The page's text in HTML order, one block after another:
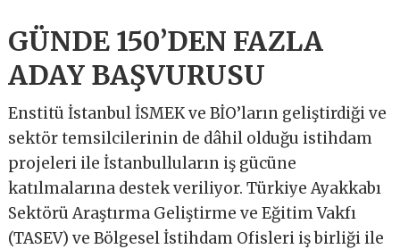
GÜNDE 150’DEN FAZLA
ADAY BAŞVURUSU
Enstitü İstanbul İSMEK ve BİO’ların geliştirdiği ve
sektör temsilcilerinin de dâhil olduğu istihdam
projeleri ile İstanbulluların iş gücüne
katılmalarına destek veriliyor. Türkiye Ayakkabı
Sektörü Araştırma Geliştirme ve Eğitim Vakfı
(TASEV) ve Bölgesel İstihdam Ofisleri iş birliği ile